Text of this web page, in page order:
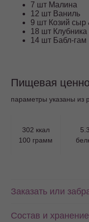
7 шт Малина
12 шт Ваниль
9 шт Козий
18 шт
14 шт Бабл-гам
Пищевая
параметры указаны из
302 ккал
100 грамм
5.3
Заказать или
Состав и